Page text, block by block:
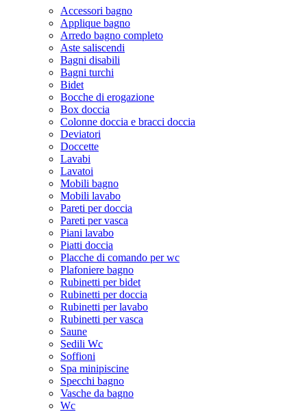
Accessori bagno
Applique bagno
Arredo bagno completo
Aste saliscendi
Bagni disabili
Bagni turchi
Bidet
Bocche di erogazione
Box doccia
Colonne doccia e bracci doccia
Deviatori
Doccette
Lavabi
Lavatoi
Mobili bagno
Mobili lavabo
Pareti per doccia
Pareti per vasca
Piani lavabo
Piatti doccia
Placche di comando per wc
Plafoniere bagno
Rubinetti per bidet
Rubinetti per doccia
Rubinetti per lavabo
Rubinetti per vasca
Saune
Sedili Wc
Soffioni
Spa minipiscine
Specchi bagno
Vasche da bagno
Wc